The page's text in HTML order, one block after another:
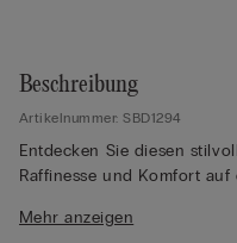
Beschreibung
Artikelnummer: SBD1294
Entdecken Sie diesen
Raffinesse und Komfort
Spitzeneinsätzen verziert,
Mehr anzeigen